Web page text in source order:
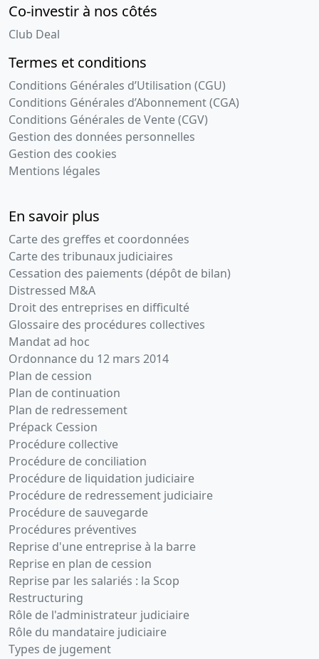
Co-investir à nos côtés
Club Deal
Termes et conditions
Conditions Générales d’Utilisation (CGU)
Conditions Générales d’Abonnement (CGA)
Conditions Générales de Vente (CGV)
Gestion des données personnelles
Gestion des cookies
Mentions légales
En savoir plus
Carte des greffes et coordonnées
Carte des tribunaux judiciaires
Cessation des paiements (dépôt de bilan)
Distressed M&A
Droit des entreprises en difficulté
Glossaire des procédures collectives
Mandat ad hoc
Ordonnance du 12 mars 2014
Plan de cession
Plan de continuation
Plan de redressement
Prépack Cession
Procédure collective
Procédure de conciliation
Procédure de liquidation judiciaire
Procédure de redressement judiciaire
Procédure de sauvegarde
Procédures préventives
Reprise d'une entreprise à la barre
Reprise en plan de cession
Reprise par les salariés : la Scop
Restructuring
Rôle de l'administrateur judiciaire
Rôle du mandataire judiciaire
Types de jugement